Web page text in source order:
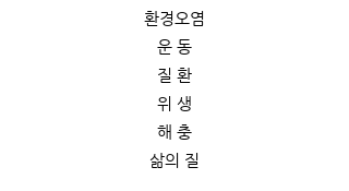
환경오염
운 동
질 환
위 생
해 충
삶의 질